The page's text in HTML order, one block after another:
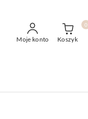
Moje konto Koszyk
0